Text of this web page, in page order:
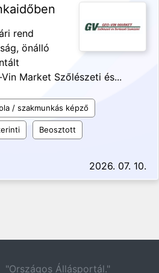
rend
önálló
Market Szőlészeti és...
/ szakmunkás képző
Beosztott
2026. 07. 10.
"Országos Állásportál."